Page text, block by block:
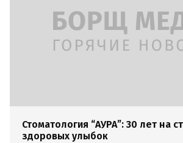
Стоматология “АУРА”: 30 лет на
здоровых улыбок